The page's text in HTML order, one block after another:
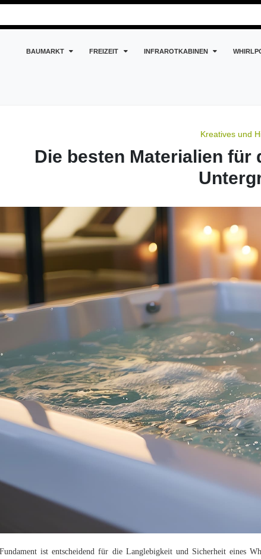
BAUMARKT FREIZEIT INFRAROTKABINEN
Kreatives und
Die besten Materialien
ist entscheidend für die Langlebigkeit und Sicherheit eines